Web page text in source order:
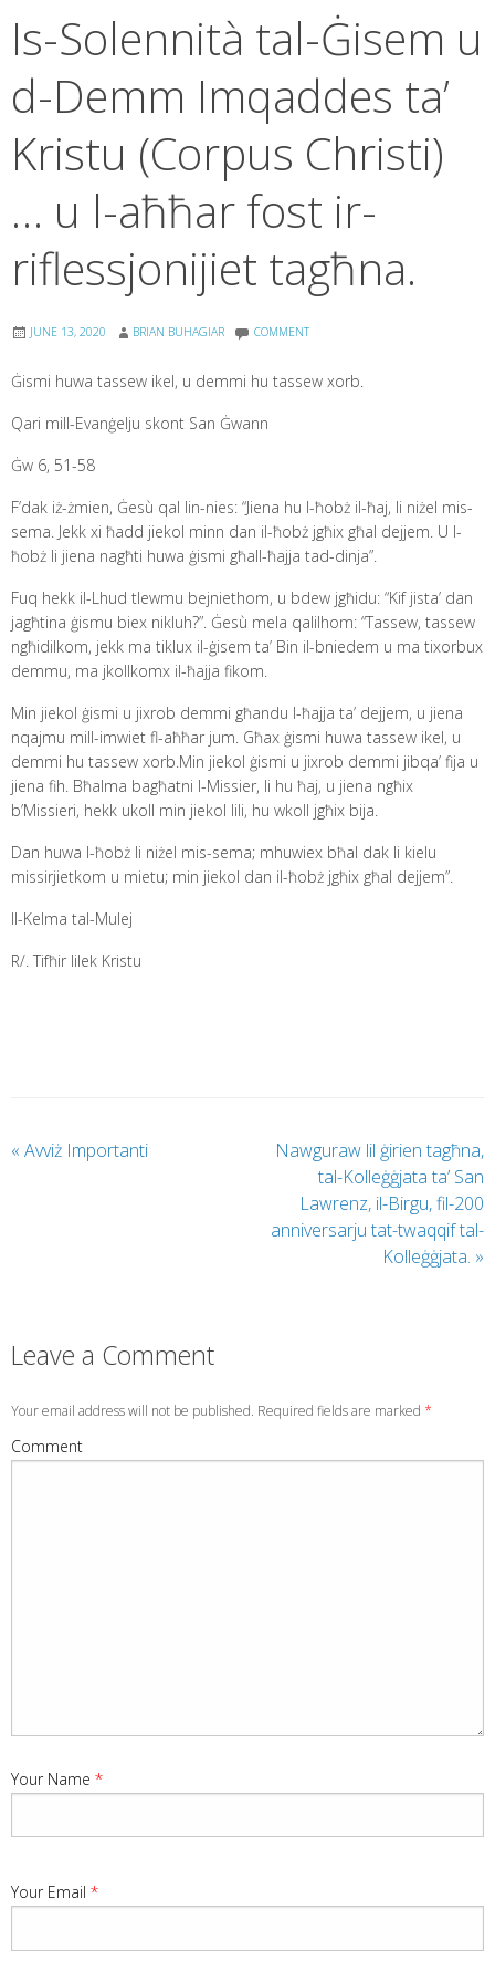
Is-Solennità tal-Ġisem u
d-Demm Imqaddes ta’
Kristu (Corpus Christi)
… u l-aħħar fost ir-
riflessjonijiet tagħna.
JUNE 13, 2020 BRIAN BUHAGIAR COMMENT
Ġismi huwa tassew ikel, u demmi hu tassew xorb.
Qari mill-Evanġelju skont San Ġwann
Ġw 6, 51-58
F’dak iż-żmien, Ġesù qal lin-nies: “Jiena hu l-ħobż il-ħaj, li niżel mis-
sema. Jekk xi ħadd jiekol minn dan il-ħobż jgħix għal dejjem. U l-
ħobż li jiena nagħti huwa ġismi għall-ħajja tad-dinja”.
Fuq hekk il-Lhud tlewmu bejniethom, u bdew jgħidu: “Kif jista’ dan
jagħtina ġismu biex nikluh?”. Ġesù mela qalilhom: “Tassew, tassew
ngħidilkom, jekk ma tiklux il-ġisem ta’ Bin il-bniedem u ma tixorbux
demmu, ma jkollkomx il-ħajja fikom.
Min jiekol ġismi u jixrob demmi għandu l-ħajja ta’ dejjem, u jiena
nqajmu mill-imwiet fl-aħħar jum. Għax ġismi huwa tassew ikel, u
demmi hu tassew xorb.Min jiekol ġismi u jixrob demmi jibqa’ fija u
jiena fih. Bħalma bagħatni l-Missier, li hu ħaj, u jiena ngħix
b’Missieri, hekk ukoll min jiekol lili, hu wkoll jgħix bija.
Dan huwa l-ħobż li niżel mis-sema; mhuwiex bħal dak li kielu
missirjietkom u mietu; min jiekol dan il-ħobż jgħix għal dejjem”.
Il-Kelma tal-Mulej
R/. Tifħir lilek Kristu
« Avviż Importanti
Nawguraw lil ġirien tagħna,
tal-Kolleġġjata ta’ San
Lawrenz, il-Birgu, fil-200
anniversarju tat-twaqqif tal-
Kolleġġjata. »
Leave a Comment
Your email address will not be published. Required fields are marked *
Comment
Your Name *
Your Email *